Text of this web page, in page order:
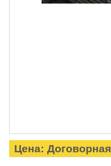
Цена: Договорная